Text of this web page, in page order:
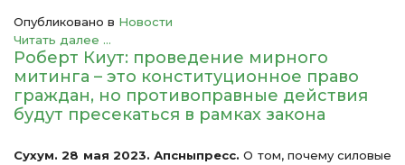
Опубликовано в Новости
Читать далее ...
Роберт Киут: проведение мирного
митинга – это конституционное право
граждан, но противоправные действия
будут пресекаться в рамках закона
Сухум. 28 мая 2023. Апсныпресс. О том, почему силовые